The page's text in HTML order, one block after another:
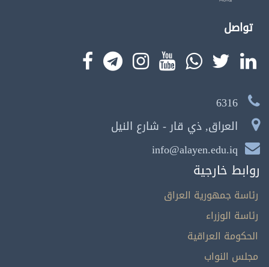
تواصل
6316
العراق, ذي قار - شارع النيل
info@alayen.edu.iq
روابط خارجية
رئاسة جمهورية العراق
رئاسة الوزراء
الحكومة العراقية
مجلس النواب